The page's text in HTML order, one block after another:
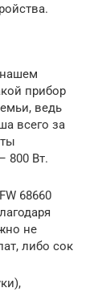
прибор
ведь
всего за
800 Вт.
68660
не
либо сок